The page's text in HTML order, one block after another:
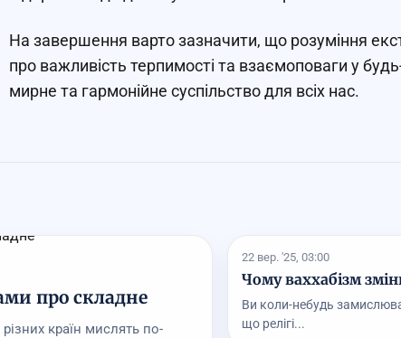
На завершення варто зазначити, що розуміння
про важливість терпимості та взаємоповаги у
мирне та гармонійне суспільство для всіх нас.
про складне
країн мислять по-
22 вер. '25, 03:00
Чому ваххабізм
Ви коли-небудь
що релігі...